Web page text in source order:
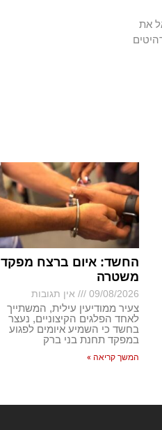
את
החשד: איום ברצח מפקד
משטרה
09/08/2026 אין תגובות
צעיר ממודיעין עילית, המשתייך
לאחד הפלגים הקיצוניים, נעצר
בחשד כי השמיע איומים לפגוע
במפקד תחנת בני ברק
המשך קריאה »